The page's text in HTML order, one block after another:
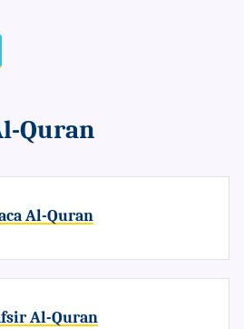
Quran
Al-Quran
Al-Quran